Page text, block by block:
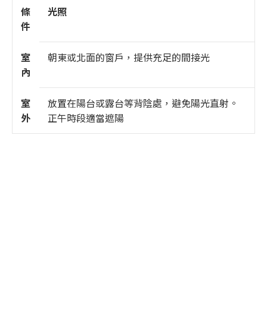
條
件
光照
室
內
朝東或北面的窗戶，提供充足的間接光
室
外
放置在陽台或露台等背陰處，避免陽光直射。
正午時段適當遮陽